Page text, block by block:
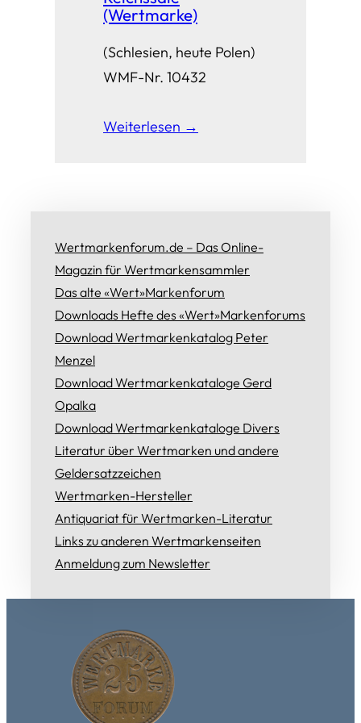
(Wertmarke)
(Schlesien, heute Polen)
WMF-Nr. 10432
Weiterlesen →
Wertmarkenforum.de – Das Online-
Magazin für Wertmarkensammler
Das alte «Wert»Markenforum
Downloads Hefte des «Wert»Markenforums
Download Wertmarkenkatalog Peter
Menzel
Download Wertmarkenkataloge Gerd
Opalka
Download Wertmarkenkataloge Divers
Literatur über Wertmarken und andere
Geldersatzzeichen
Wertmarken-Hersteller
Antiquariat für Wertmarken-Literatur
Links zu anderen Wertmarkenseiten
Anmeldung zum Newsletter